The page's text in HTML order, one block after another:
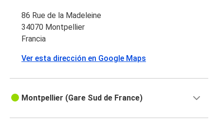
86 Rue de la Madeleine
34070 Montpellier
Francia
Ver esta dirección en Google Maps
Montpellier (Gare Sud de France)